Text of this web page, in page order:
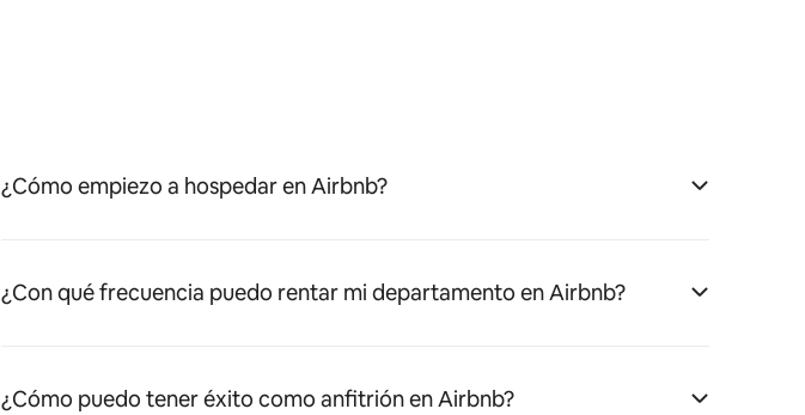
¿Cómo empiezo a hospedar en Airbnb?
¿Con qué frecuencia puedo rentar mi departamento en Airbnb?
¿Cómo puedo tener éxito como anfitrión en Airbnb?